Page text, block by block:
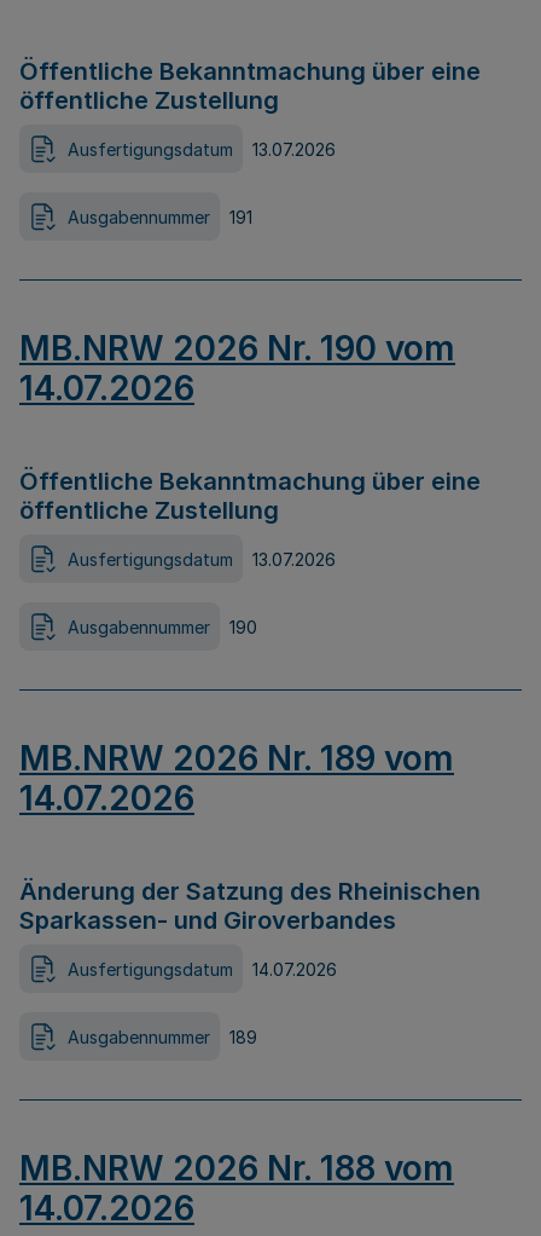
Öffentliche Bekanntmachung über eine
öffentliche Zustellung
Ausfertigungsdatum 13.07.2026
Ausgabennummer 191
MB.NRW 2026 Nr. 190 vom
14.07.2026
Öffentliche Bekanntmachung über eine
öffentliche Zustellung
Ausfertigungsdatum 13.07.2026
Ausgabennummer 190
MB.NRW 2026 Nr. 189 vom
14.07.2026
Änderung der Satzung des Rheinischen
Sparkassen- und Giroverbandes
Ausfertigungsdatum 14.07.2026
Ausgabennummer 189
MB.NRW 2026 Nr. 188 vom
14.07.2026